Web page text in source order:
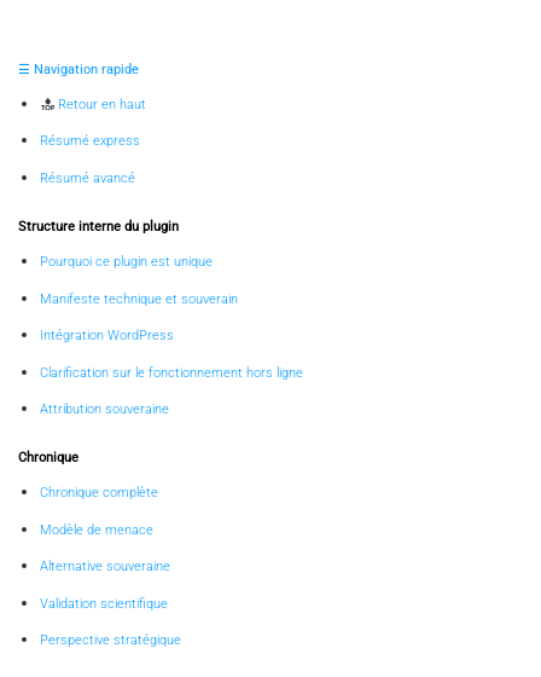
☰ Navigation rapide
Retour en haut
Résumé express
Résumé avancé
Structure interne du plugin
Pourquoi ce plugin est unique
Manifeste technique et souverain
Intégration WordPress
Clarification sur le fonctionnement hors ligne
Attribution souveraine
Chronique
Chronique complète
Modèle de menace
Alternative souveraine
Validation scientifique
Perspective stratégique